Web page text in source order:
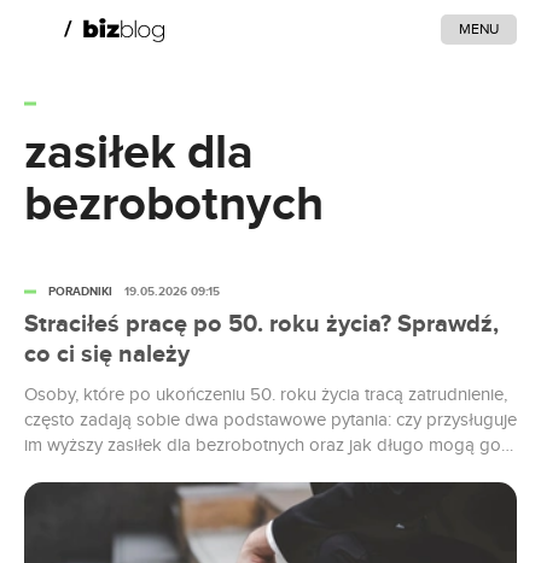
MENU
zasiłek dla
bezrobotnych
Straciłeś pracę po 50. roku życia? Sprawdź,
co ci się należy
Osoby, które po ukończeniu 50. roku życia tracą zatrudnienie,
często zadają sobie dwa podstawowe pytania: czy przysługuje
im wyższy zasiłek dla bezrobotnych oraz jak długo mogą go
liczyć pracownicy w tej grupie wiekowej. Zasiłek dla
bezrobotnych – kto może się o niego ubiegać? Podstawowym
warunkiem uzyskania...
PORADNIKI 19.05.2026 09:15